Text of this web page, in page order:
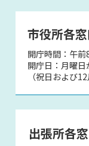
市役所各
開庁時間：午
開庁日：月曜日
（祝日および
出張所各